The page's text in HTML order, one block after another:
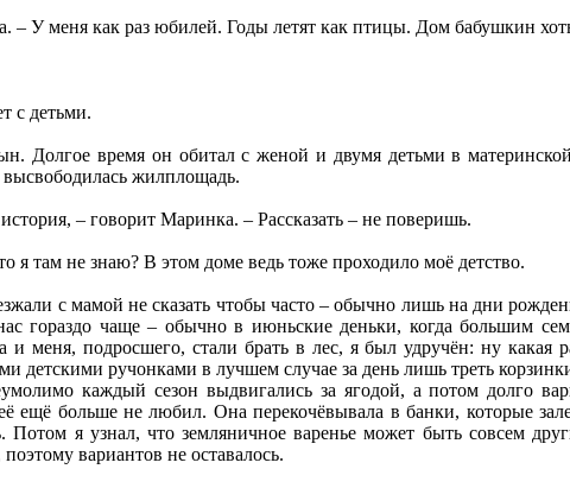
– У меня как раз юбилей. Годы летят как птицы. Дом бабушкин
с детьми.
Долгое время он обитал с женой и двумя детьми в
жилплощадь.
– говорит Маринка. – Рассказать – не поверишь.
там не знаю? В этом доме ведь тоже проходило моё детство.
с мамой не сказать чтобы часто – обычно лишь на дни
гораздо чаще – обычно в июньские деньки, когда большим
и меня, подросшего, стали брать в лес, я был удручён: ну какая
детскими ручонками в лучшем случае за день лишь треть
каждый сезон выдвигались за ягодой, а потом долго
ещё больше не любил. Она перекочёвывала в банки, которые
Потом я узнал, что земляничное варенье может быть совсем
вариантов не оставалось.